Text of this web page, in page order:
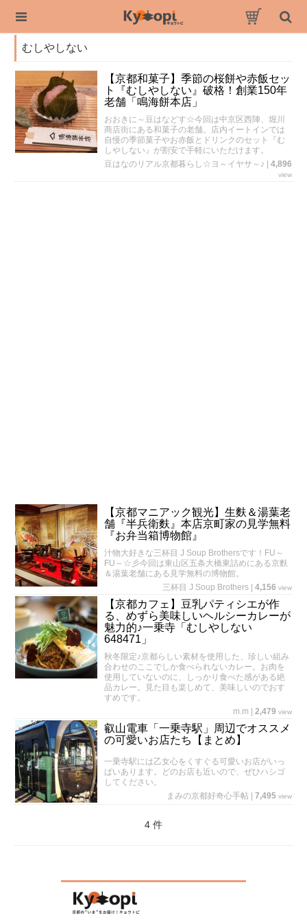
むしやしない
【京都和菓子】季節の桜餅や赤飯セッ
ト『むしやしない』破格！創業150年
老舗「鳴海餅本店」
おおきに～豆はなどす☆今回は中京区西陣、堀川
商店街にある和菓子の老舗。店内イートインでは
自慢の季節菓子やお赤飯とドリンクのセット『む
しやしない』が割安で手軽にいただけます。
豆はなのリアル京都暮らし☆ヨ～イヤサ～♪
4,896
view
【京都マニアック観光】生麩＆湯葉老
舗『半兵衛麩』本店京町家の見学無料
『お弁当箱博物館』
汁物大好きな三杯目 J Soup Brothersです！FU～
FU～☆彡今回は東山区五条大橋東詰めにある京麩
＆湯葉老舗にある見学無料の博物館。
三杯目 J Soup Brothers
4,156 view
【京都カフェ】豆乳パティシエが作
る、めずら美味しいヘルシーカレーが
魅力的♪一乗寺「むしやしない
648471」
秋冬限定♪京都らしい素材を使用した、珍しい組み
合わせのここでしか食べられないカレー。お肉を
使用していないのに、しっかり食べた感がある絶
品カレー。見た目も楽しめて、美味しいのでおす
すめです。
m.m
2,479 view
叡山電車「一乗寺駅」周辺でオススメ
の可愛いお店たち【まとめ】
一乗寺駅には乙女心をくすぐる可愛いお店がいっ
ぱいあります。どのお店も近いので、ぜひハシゴ
してください。
まみの京都好奇心手帖
7,495 view
4 件